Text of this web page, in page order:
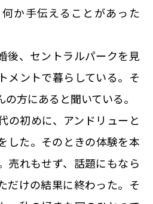
か手伝えることがあった
後、セントラルパークを見
メントで暮らしている。そ
方にあると聞いている。
の初めに、アンドリューと
した。そのときの体験を本
売れもせず、話題にもなら
だけの結果に終わった。そ